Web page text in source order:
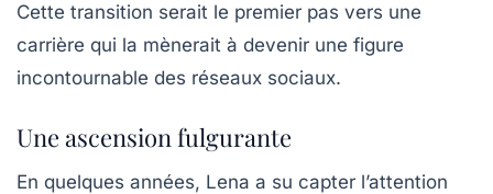
Cette transition serait le premier pas vers une
carrière qui la mènerait à devenir une figure
incontournable des réseaux sociaux.
Une ascension fulgurante
En quelques années, Lena a su capter l’attention